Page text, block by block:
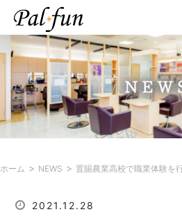
ホーム > NEWS > 置賜農業高校で職業体験を
2021.12.28